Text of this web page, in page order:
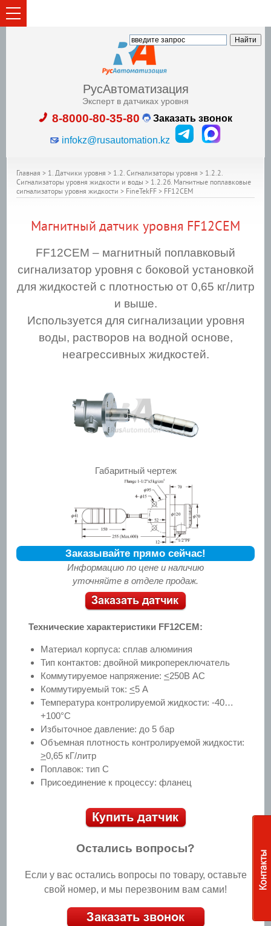
РусАвтоматизация
Эксперт в датчиках уровня
8-8000-80-35-80 Заказать звонок
infokz@rusautomation.kz
Главная > 1. Датчики уровня > 1.2. Сигнализаторы уровня > 1.2.2.
Сигнализаторы уровня жидкости и воды > 1.2.2б. Магнитные поплавковые
сигнализаторы уровня жидкости > FineTekFF > FF12CEM
Магнитный датчик уровня FF12CEM
FF12CEM – магнитный поплавковый
сигнализатор уровня с боковой установкой
для жидкостей с плотностью от 0,65 кг/литр
и выше.
Используется для сигнализации уровня
воды, растворов на водной основе,
неагрессивных жидкостей.
Габаритный чертеж
Заказывайте прямо сейчас!
Информацию по цене и наличию
уточняйте в отделе продаж.
Технические характеристики FF12CEM:
Материал корпуса: сплав алюминия
Тип контактов: двойной микропереключатель
Коммутируемое напряжение: <250В АС
Коммутируемый ток: <5 А
Температура контролируемой жидкости: -40…
+100°C
Избыточное давление: до 5 бар
Объемная плотность контролируемой жидкости:
>0,65 кГ/литр
Поплавок: тип C
Присоединение к процессу: фланец
Остались вопросы?
Если у вас остались вопросы по товару, оставьте
свой номер, и мы перезвоним вам сами!